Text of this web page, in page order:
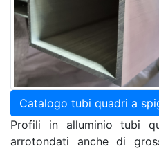
Catalogo tubi quadri a
Profili in alluminio tubi
arrotondati anche di